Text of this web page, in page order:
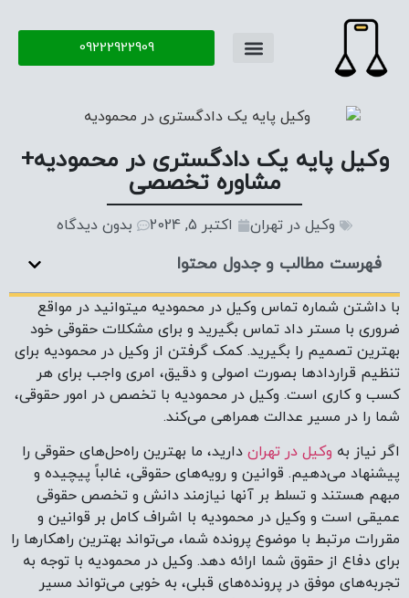
09222922909
وکیل پایه یک دادگستری در محمودیه+
مشاوره تخصصی
وکیل در تهران اکتبر 5, 2024 بدون دیدگاه
فهرست مطالب و جدول محتوا
با داشتن شماره تماس وکیل در محمودیه میتوانید در مواقع
ضروری با مستر داد تماس بگیرید و برای مشکلات حقوقی خود
بهترین تصمیم را بگیرید. کمک گرفتن از وکیل در محمودیه برای
تنظیم قراردادها بصورت اصولی و دقیق، امری واجب برای هر
کسب و کاری است. وکیل در محمودیه با تخصص در امور حقوقی،
شما را در مسیر عدالت همراهی می‌کند.
اگر نیاز به وکیل در تهران دارید، ما بهترین راه‌حل‌های حقوقی را
پیشنهاد می‌دهیم. قوانین و رویه‌های حقوقی، غالباً پیچیده و
مبهم هستند و تسلط بر آنها نیازمند دانش و تخصص حقوقی
عمیقی است و وکیل در محمودیه با اشراف کامل بر قوانین و
مقررات مرتبط با موضوع پرونده شما، می‌تواند بهترین راهکارها را
برای دفاع از حقوق شما ارائه دهد. وکیل در محمودیه با توجه به
تجربه‌های موفق در پرونده‌های قبلی، به خوبی می‌تواند مسیر